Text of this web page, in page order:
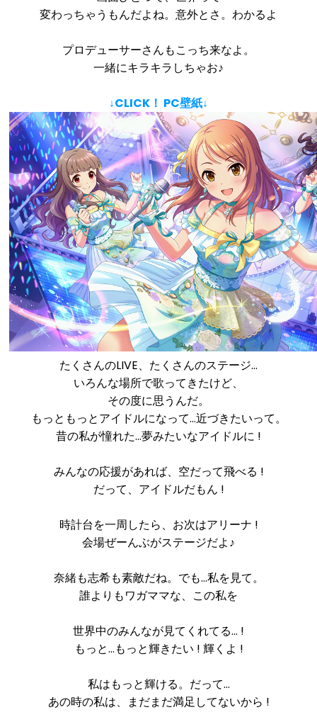
変わっちゃうもんだよね。意外とさ。わかるよ
プロデューサーさんもこっち来なよ。
一緒にキラキラしちゃお♪
↓CLICK！ PC壁紙↓
たくさんのLIVE、たくさんのステージ…
いろんな場所で歌ってきたけど、
その度に思うんだ。
もっともっとアイドルになって…近づきたいって。
昔の私が憧れた…夢みたいなアイドルに !
みんなの応援があれば、空だって飛べる !
だって、アイドルだもん !
時計台を一周したら、お次はアリーナ !
会場ぜーんぶがステージだよ♪
奈緒も志希も素敵だね。でも…私を見て。
誰よりもワガママな、この私を
世界中のみんなが見てくれてる… !
もっと…もっと輝きたい ! 輝くよ !
私はもっと輝ける。だって…
あの時の私は、まだまだ満足してないから !